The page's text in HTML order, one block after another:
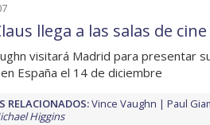
llega a las salas de cine
visitará Madrid para presentar
España el 14 de diciembre
RELACIONADOS:Vince Vaughn Paul
Higgins